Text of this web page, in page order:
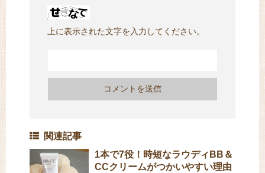
上に表示された文字を入力してください。
関連記事
1本で7役！時短なラウディBB＆
CCクリームがつかいやすい理由